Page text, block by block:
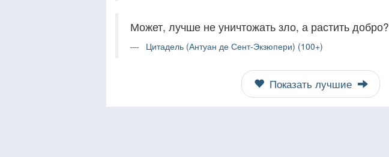
Может, лучше не уничтожать зло, а растить добро?
Цитадель (Антуан де Сент-Экзюпери) (100+)
Показать лучшие